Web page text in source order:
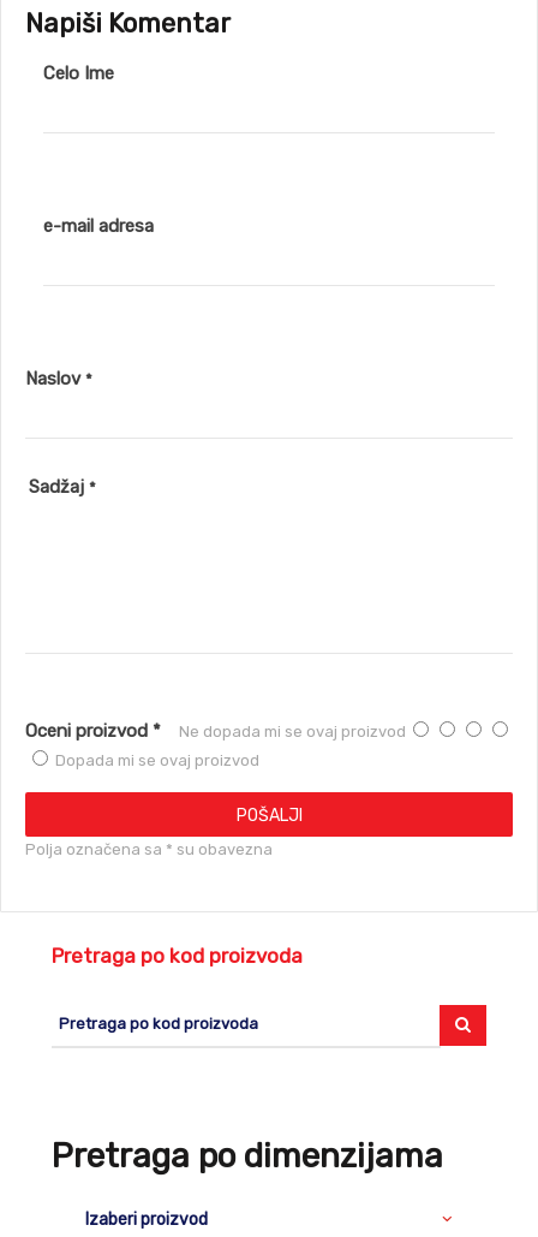
Pretraga po kod proizvoda
Pretraga po dimenzijama
Izaberi proizvod
Napiši Komentar
Celo Ime
e-mail adresa
Naslov *
Sadžaj *
Oceni proizvod * Ne dopada mi se ovaj proizvod
Dopada mi se ovaj proizvod
POŠALJI
Polja označena sa * su obavezna